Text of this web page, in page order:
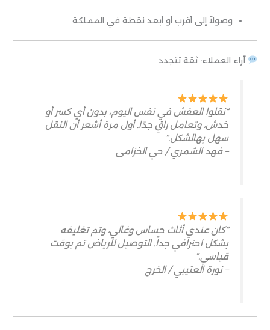
وصولاً إلى أقرب أو أبعد نقطة في المملكة
آراء العملاء: ثقة تتجدد
“نقلوا العفش في نفس اليوم، بدون أي كسر أو
خدش، وتعامل راقٍ جدًا. أول مرة أشعر أن النقل
سهل بهالشكل.”
– فهد الشمري / حي الخزامى
“كان عندي أثاث حساس وغالي، وتم تغليفه
بشكل احترافي جداً. التوصيل للرياض تم بوقت
قياسي.”
– نورة العتيبي / الخرج